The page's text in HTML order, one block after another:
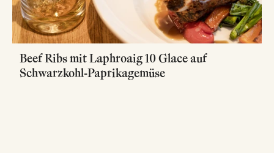
Beef Ribs mit Laphroaig 10 Glace auf
Schwarzkohl-Paprikagemüse